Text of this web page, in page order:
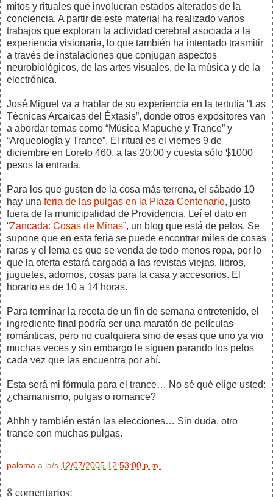
mitos y rituales que involucran estados alterados de la
conciencia. A partir de este material ha realizado varios
trabajos que exploran la actividad cerebral asociada a la
experiencia visionaria, lo que también ha intentado trasmitir
a través de instalaciones que conjugan aspectos
neurobiológicos, de las artes visuales, de la música y de la
electrónica.
José Miguel va a hablar de su experiencia en la tertulia “Las
Técnicas Arcaicas del Éxtasis”, donde otros expositores van
a abordar temas como “Música Mapuche y Trance” y
“Arqueología y Trance”. El ritual es el viernes 9 de
diciembre en Loreto 460, a las 20:00 y cuesta sólo $1000
pesos la entrada.
Para los que gusten de la cosa más terrena, el sábado 10
hay una feria de las pulgas en la Plaza Centenario, justo
fuera de la municipalidad de Providencia. Leí el dato en
“Zancada: Cosas de Minas”, un blog que está de pelos. Se
supone que en esta feria se puede encontrar miles de cosas
raras y el lema es que se venda de todo menos ropa, por lo
que la oferta estará cargada a las revistas viejas, libros,
juguetes, adornos, cosas para la casa y accesorios. El
horario es de 10 a 14 horas.
Para terminar la receta de un fin de semana entretenido, el
ingrediente final podría ser una maratón de películas
románticas, pero no cualquiera sino de esas que uno ya vio
muchas veces y sin embargo le siguen parando los pelos
cada vez que las encuentra por ahí.
Esta será mi fórmula para el trance… No sé qué elige usted:
¿chamanismo, pulgas o romance?
Ahhh y también están las elecciones… Sin duda, otro
trance con muchas pulgas.
paloma a la/s 12/07/2005 12:53:00 p.m.
8 comentarios: